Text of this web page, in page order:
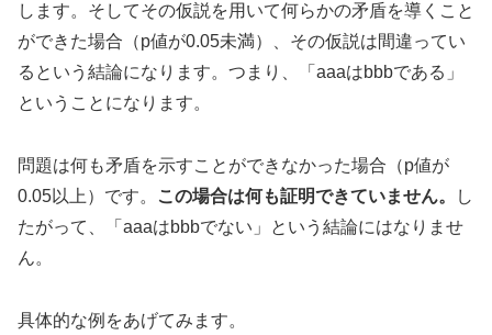
します。そしてその仮説を用いて何らかの矛盾を導くこと
ができた場合（p値が0.05未満）、その仮説は間違ってい
るという結論になります。つまり、「aaaはbbbである」
ということになります。
問題は何も矛盾を示すことができなかった場合（p値が
0.05以上）です。
この場合は何も証明できていません。
し
たがって、「aaaはbbbでない」という結論にはなりませ
ん。
具体的な例をあげてみます。